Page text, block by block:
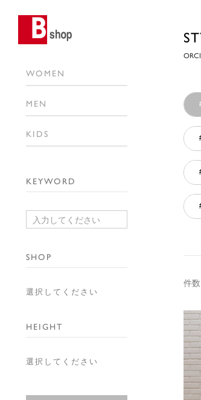
WOMEN
MEN
KIDS
KEYWORD
SHOP
選択してください
HEIGHT
選択してください
件数